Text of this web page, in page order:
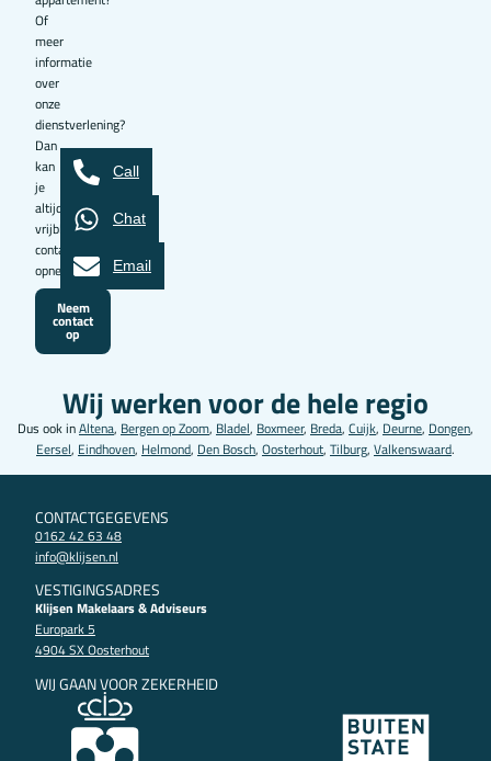
Of
meer
informatie
over
onze
dienstverlening?
Dan
kan
je
altijd
vrijblijvend
contact
opnemen.
Neem
contact
op
Wij werken voor de hele regio
Dus ook inAltena, Bergen op Zoom, Bladel, Boxmeer, Breda, Cuijk, Deurne, Dongen,
Eersel, Eindhoven, Helmond, Den Bosch, Oosterhout, Tilburg, Valkenswaard.
CONTACTGEGEVENS
0162 42 63 48
info@klijsen.nl
VESTIGINGSADRES
Klijsen Makelaars & Adviseurs
Europark 5
4904 SX Oosterhout
WIJ GAAN VOOR ZEKERHEID
Call
Chat
Email